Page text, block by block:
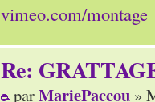
vimeo.com/montage
Re:
parMariePaccou »